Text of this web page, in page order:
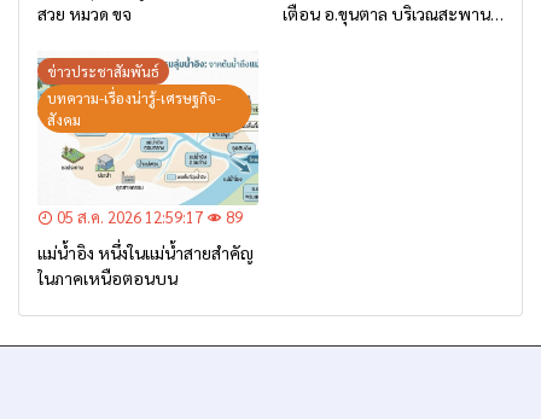
สวย หมวด ขจ
เตือน อ.ขุนตาล บริเวณสะพาน
ข่าวประชาสัมพันธ์
บทความ-เรื่องน่ารู้-เศรษฐกิจ-
สังคม
05 ส.ค. 2026 12:59:17 89
แม่น้ำอิง หนึ่งในแม่น้ำสายสำคัญ
ในภาคเหนือตอนบน